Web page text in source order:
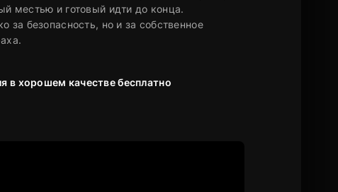
местью и готовый идти до конца.
за безопасность, но и за собственное
в хорошем качестве бесплатно